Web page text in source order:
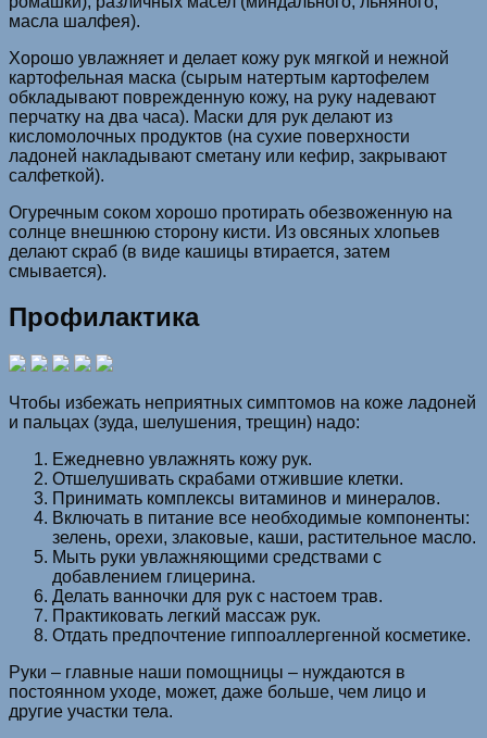
масла шалфея).
Хорошо увлажняет и делает кожу рук мягкой и нежной
картофельная маска (сырым натертым картофелем
обкладывают поврежденную кожу, на руку надевают
перчатку на два часа). Маски для рук делают из
кисломолочных продуктов (на сухие поверхности
ладоней накладывают сметану или кефир, закрывают
салфеткой).
Огуречным соком хорошо протирать обезвоженную на
солнце внешнюю сторону кисти. Из овсяных хлопьев
делают скраб (в виде кашицы втирается, затем
смывается).
Профилактика
Чтобы избежать неприятных симптомов на коже ладоней
и пальцах (зуда, шелушения, трещин) надо:
Ежедневно увлажнять кожу рук.
Отшелушивать скрабами отжившие клетки.
Принимать комплексы витаминов и минералов.
Включать в питание все необходимые компоненты:
зелень, орехи, злаковые, каши, растительное масло.
Мыть руки увлажняющими средствами с
добавлением глицерина.
Делать ванночки для рук с настоем трав.
Практиковать легкий массаж рук.
Отдать предпочтение гиппоаллергенной косметике.
Руки – главные наши помощницы – нуждаются в
постоянном уходе, может, даже больше, чем лицо и
другие участки тела.